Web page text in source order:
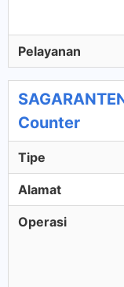
Pelayanan
Counter
Tipe
Alamat
Operasi